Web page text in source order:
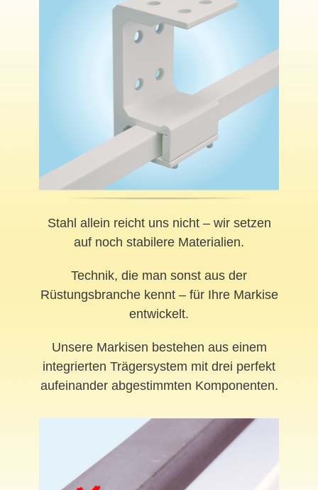
Stahl allein reicht uns nicht – wir setzen
auf noch stabilere Materialien.
Technik, die man sonst aus der
Rüstungsbranche kennt – für Ihre Markise
entwickelt.
Unsere Markisen bestehen aus einem
integrierten Trägersystem mit drei perfekt
aufeinander abgestimmten Komponenten.